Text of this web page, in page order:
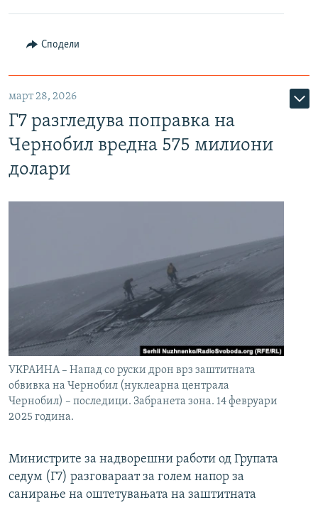
Сподели
март 28, 2026
Г7 разгледува поправка на
Чернобил вредна 575 милиони
долари
УКРАИНА – Напад со руски дрон врз заштитната
обвивка на Чернобил (нуклеарна централа
Чернобил) – последици. Забранета зона. 14 февруари
2025 година.
Министрите за надворешни работи од Групата
седум (Г7) разговараат за голем напор за
санирање на оштетувањата на заштитната